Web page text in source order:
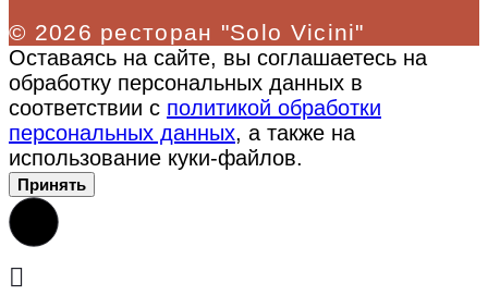
© 2026 ресторан "Solo Vicini"
Оставаясь на сайте, вы соглашаетесь на
обработку персональных данных в
соответствии с политикой обработки
персональных данных, а также на
использование куки-файлов.
Принять